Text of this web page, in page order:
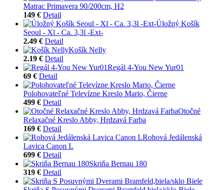
Matrac Primavera 90/200cm, H2
149 € Detail
Úložný Košík
Seoul - Xl - Ca. 3,3l -Ext-
2.49 € Detail
Košík Nelly
2.19 € Detail
Regál 4-You New Yur01
69 € Detail
Polohovateľné Televízne Kreslo Mario, Čierne
499 € Detail
Otočné
Relaxačné Kreslo Abby, Hrdzavá Farba
169 € Detail
Rohová Jedálenská
Lavica Canon L
699 € Detail
Skriňa Bernau 180
319 € Detail